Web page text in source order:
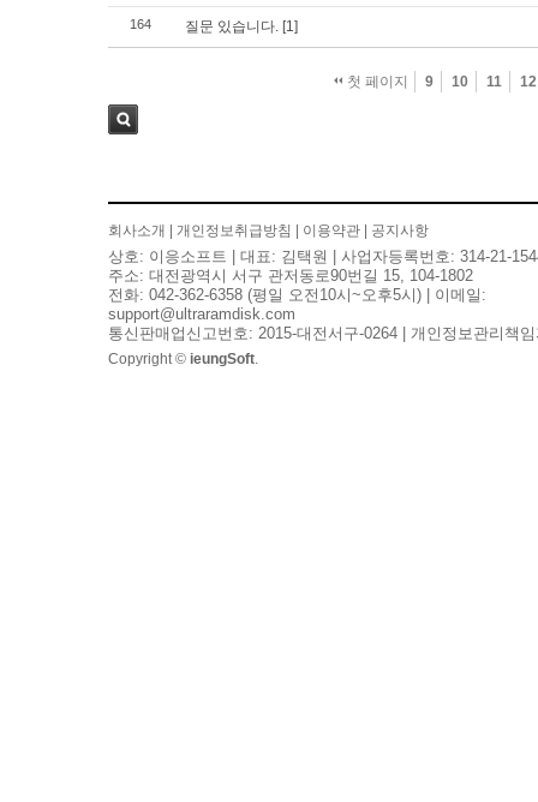
164 질문 있습니다. [1]
첫 페이지 9 10 11 12
회사소개 개인정보취급방침 이용약관 공지사항
상호: 이응소프트 | 대표: 김택원 | 사업자등록번호: 314-21-
주소: 대전광역시 서구 관저동로90번길 15, 104-1802
전화: 042-362-6358 (평일 오전10시~오후5시) | 이메일:
support@ultraramdisk.com
통신판매업신고번호: 2015-대전서구-0264 | 개인정보관리책
Copyright © ieungSoft.